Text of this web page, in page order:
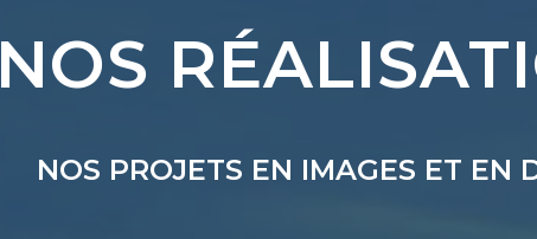
NOS
NOS PROJETS EN IMAGES ET EN